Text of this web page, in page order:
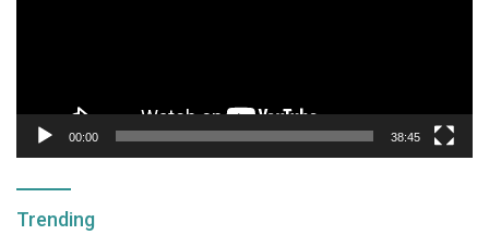
00:00 38:45
Trending